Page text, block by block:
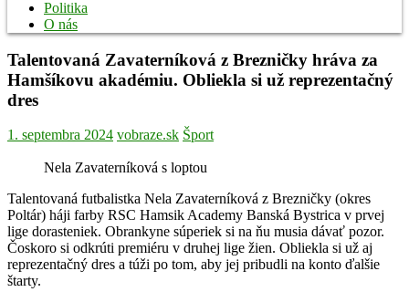
Politika
O nás
Talentovaná Zavaterníková z Brezničky hráva za
Hamšíkovu akadémiu. Obliekla si už reprezentačný
dres
1. septembra 2024 vobraze.sk Šport
Nela Zavaterníková s loptou
Talentovaná futbalistka Nela Zavaterníková z Brezničky (okres
Poltár) háji farby RSC Hamsik Academy Banská Bystrica v prvej
lige dorasteniek. Obrankyne súperiek si na ňu musia dávať pozor.
Čoskoro si odkrúti premiéru v druhej lige žien. Obliekla si už aj
reprezentačný dres a túži po tom, aby jej pribudli na konto ďalšie
štarty.